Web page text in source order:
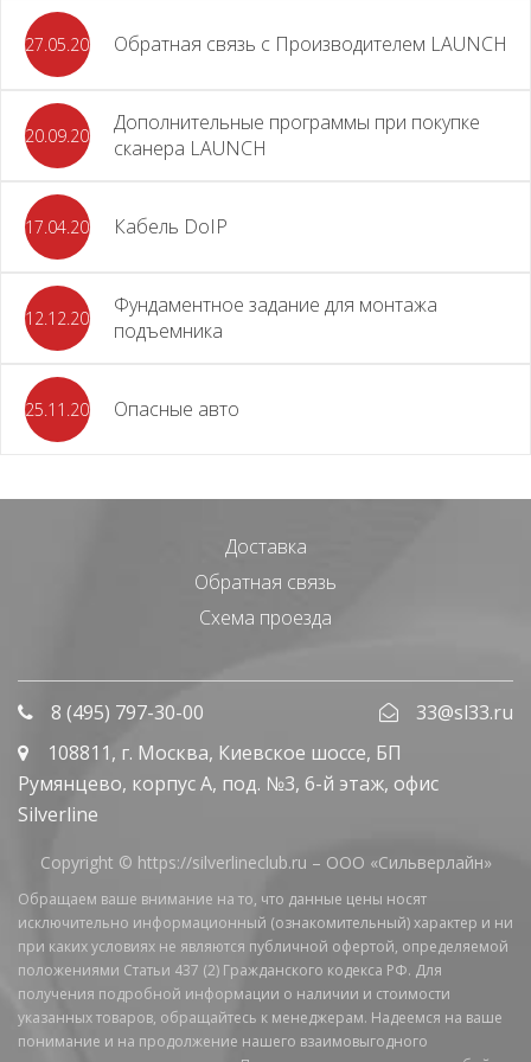
27.05.2026 Обратная связь с Производителем LAUNCH
20.09.2025
Дополнительные программы при покупке
сканера LAUNCH
17.04.2024 Кабель DoIP
12.12.2023
Фундаментное задание для монтажа
подъемника
25.11.2023 Опасные авто
Доставка
Обратная связь
Схема проезда
8 (495) 797-30-00
33@sl33.ru
108811, г. Москва, Киевское шоссе, БП
Румянцево, корпус А, под. №3, 6-й этаж, офис
Silverline
Copyright © https://silverlineclub.ru – ООО «Сильверлайн»
Обращаем ваше внимание на то, что данные цены носят
исключительно информационный (ознакомительный) характер и ни
при каких условиях не являются публичной офертой, определяемой
положениями Статьи 437 (2) Гражданского кодекса РФ. Для
получения подробной информации о наличии и стоимости
указанных товаров, обращайтесь к менеджерам. Надеемся на ваше
понимание и на продолжение нашего взаимовыгодного